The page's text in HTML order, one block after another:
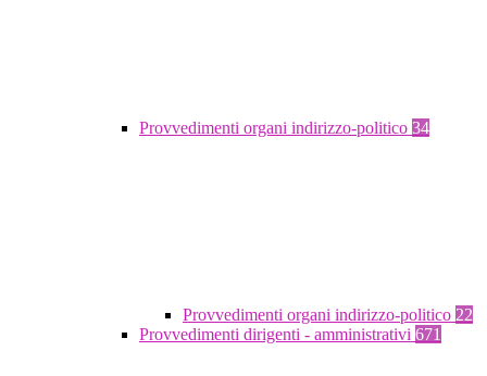
Provvedimenti organi indirizzo-politico 34
Provvedimenti organi indirizzo-politico 22
Provvedimenti dirigenti - amministrativi 671